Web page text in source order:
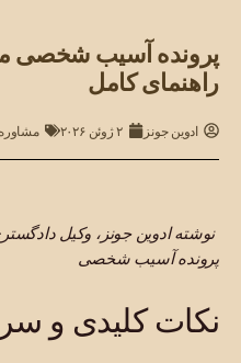
پرونده آسیب شخصی
راهنمای کامل
ادوین جونز ۲ ژوئن ۲۰۲۶ مشاوره
نوشته ادوین جونز، وکیل
پرونده آسیب شخصی
نکات کلیدی و